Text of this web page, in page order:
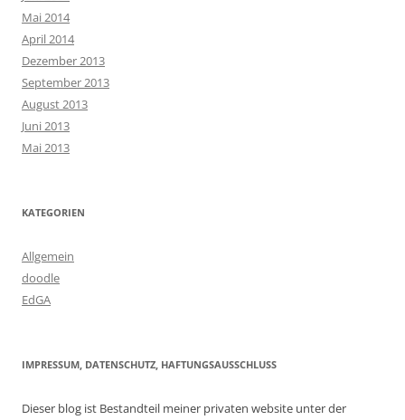
Mai 2014
April 2014
Dezember 2013
September 2013
August 2013
Juni 2013
Mai 2013
KATEGORIEN
Allgemein
doodle
EdGA
IMPRESSUM, DATENSCHUTZ, HAFTUNGSAUSSCHLUSS
Dieser blog ist Bestandteil meiner privaten website unter der